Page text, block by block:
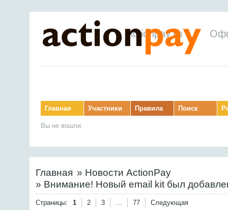
Actionpay.ru
Главная Участники Правила Поиск
Вы не вошли.
Главная » Новости ActionPay
» Внимание! Новый email kit был
Страницы: 1 2 3 … 77 Следующая